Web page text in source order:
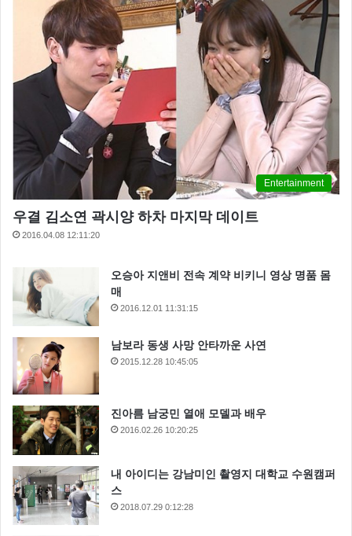
Entertainment
우결 김소연 곽시양 하차 마지막 데이트
2016.04.08 12:11:20
오승아 지앤비 전속 계약 비키니 영상 명품 몸
매
2016.12.01 11:31:15
남보라 동생 사망 안타까운 사연
2015.12.28 10:45:05
진아름 남궁민 열애 모델과 배우
2016.02.26 10:20:25
내 아이디는 강남미인 촬영지 대학교 수원캠퍼
스
2018.07.29 0:12:28